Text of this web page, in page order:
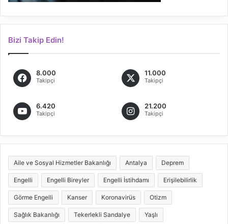
Bizi Takip Edin!
8.000
Takipçi
11.000
Takipçi
6.420
Takipçi
21.200
Takipçi
Aile ve Sosyal Hizmetler Bakanlığı Antalya Deprem
Engelli Engelli Bireyler Engelli İstihdamı Erişilebilirlik
Görme Engelli Kanser Koronavirüs Otizm
Sağlık Bakanlığı Tekerlekli Sandalye Yaşlı